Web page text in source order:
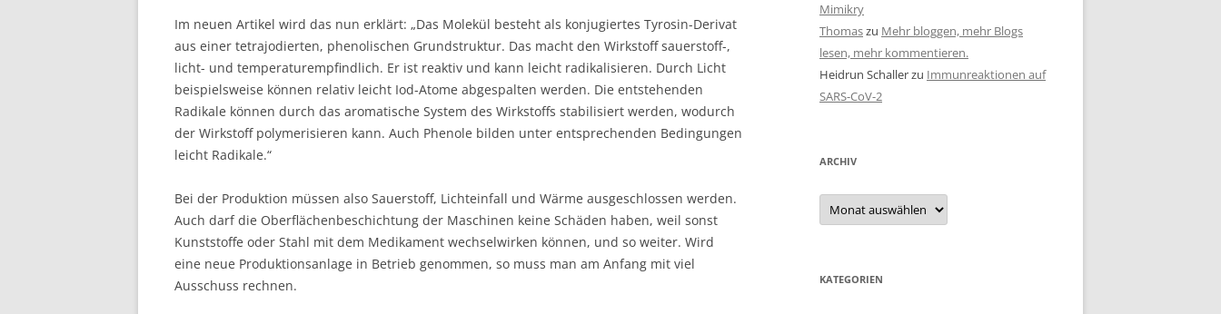
Im neuen Artikel wird das nun erklärt: „Das Molekül besteht als konjugiertes Tyrosin-Derivat
aus einer tetrajodierten, phenolischen Grundstruktur. Das macht den Wirkstoff sauerstoff-,
licht- und temperaturempfindlich. Er ist reaktiv und kann leicht radikalisieren. Durch Licht
beispielsweise können relativ leicht Iod-Atome abgespalten werden. Die entstehenden
Radikale können durch das aromatische System des Wirkstoffs stabilisiert werden, wodurch
der Wirkstoff polymerisieren kann. Auch Phenole bilden unter entsprechenden Bedingungen
leicht Radikale.“
Bei der Produktion müssen also Sauerstoff, Lichteinfall und Wärme ausgeschlossen werden.
Auch darf die Oberflächenbeschichtung der Maschinen keine Schäden haben, weil sonst
Kunststoffe oder Stahl mit dem Medikament wechselwirken können, und so weiter. Wird
eine neue Produktionsanlage in Betrieb genommen, so muss man am Anfang mit viel
Ausschuss rechnen.
Mimikry
Thomaszu Mehr bloggen, mehr Blogs
lesen, mehr kommentieren.
Heidrun Schallerzu Immunreaktionen auf
SARS-CoV-2
ARCHIV
Archiv
KATEGORIEN